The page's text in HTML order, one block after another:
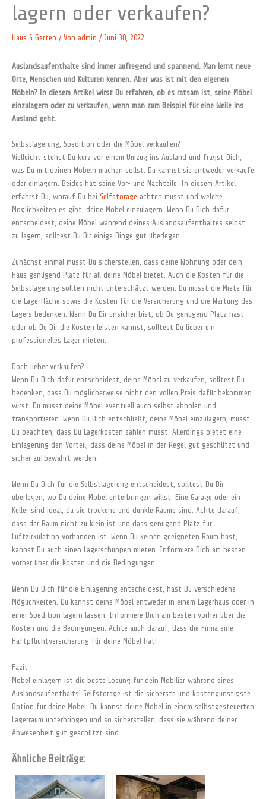
lagern oder verkaufen?
Haus & Garten / Von admin / Juni 30, 2022
Auslandsaufenthalte sind immer aufregend und spannend. Man lernt neue
Orte, Menschen und Kulturen kennen. Aber was ist mit den eigenen
Möbeln? In diesem Artikel wirst Du erfahren, ob es ratsam ist, seine Möbel
einzulagern oder zu verkaufen, wenn man zum Beispiel für eine Weile ins
Ausland geht.
Selbstlagerung, Spedition oder die Möbel verkaufen?
Vielleicht stehst Du kurz vor einem Umzug ins Ausland und fragst Dich,
was Du mit deinen Möbeln machen sollst. Du kannst sie entweder verkaufe
oder einlagern. Beides hat seine Vor- und Nachteile. In diesem Artikel
erfährst Du, worauf Du bei Selfstorage achten musst und welche
Möglichkeiten es gibt, deine Möbel einzulagern. Wenn Du Dich dafür
entscheidest, deine Möbel während deines Auslandsaufenthaltes selbst
zu lagern, solltest Du Dir einige Dinge gut überlegen.
Zunächst einmal musst Du sicherstellen, dass deine Wohnung oder dein
Haus genügend Platz für all deine Möbel bietet. Auch die Kosten für die
Selbstlagerung sollten nicht unterschätzt werden. Du musst die Miete für
die Lagerfläche sowie die Kosten für die Versicherung und die Wartung des
Lagers bedenken. Wenn Du Dir unsicher bist, ob Du genügend Platz hast
oder ob Du Dir die Kosten leisten kannst, solltest Du lieber ein
professionelles Lager mieten.
Doch lieber verkaufen?
Wenn Du Dich dafür entscheidest, deine Möbel zu verkaufen, solltest Du
bedenken, dass Du möglicherweise nicht den vollen Preis dafür bekommen
wirst. Du musst deine Möbel eventuell auch selbst abholen und
transportieren. Wenn Du Dich entschließt, deine Möbel einzulagern, musst
Du beachten, dass Du Lagerkosten zahlen musst. Allerdings bietet eine
Einlagerung den Vorteil, dass deine Möbel in der Regel gut geschützt und
sicher aufbewahrt werden.
Wenn Du Dich für die Selbstlagerung entscheidest, solltest Du Dir
überlegen, wo Du deine Möbel unterbringen willst. Eine Garage oder ein
Keller sind ideal, da sie trockene und dunkle Räume sind. Achte darauf,
dass der Raum nicht zu klein ist und dass genügend Platz für
Luftzirkulation vorhanden ist. Wenn Du keinen geeigneten Raum hast,
kannst Du auch einen Lagerschuppen mieten. Informiere Dich am besten
vorher über die Kosten und die Bedingungen.
Wenn Du Dich für die Einlagerung entscheidest, hast Du verschiedene
Möglichkeiten. Du kannst deine Möbel entweder in einem Lagerhaus oder in
einer Spedition lagern lassen. Informiere Dich am besten vorher über die
Kosten und die Bedingungen. Achte auch darauf, dass die Firma eine
Haftpflichtversicherung für deine Möbel hat!
Fazit
Möbel einlagern ist die beste Lösung für dein Mobiliar während eines
Auslandsaufenthalts! Selfstorage ist die sicherste und kostengünstigste
Option für deine Möbel. Du kannst deine Möbel in einem selbstgesteuerten
Lagerraum unterbringen und so sicherstellen, dass sie während deiner
Abwesenheit gut geschützt sind.
Ähnliche Beiträge: